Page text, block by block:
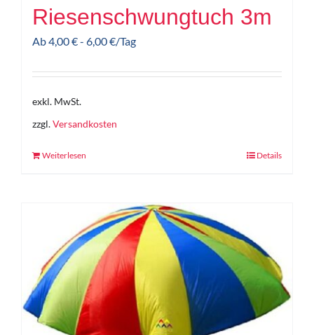
Riesenschwungtuch 3m
Ab4,00€- 6,00€/Tag
exkl. MwSt.
zzgl.Versandkosten
Weiterlesen Details